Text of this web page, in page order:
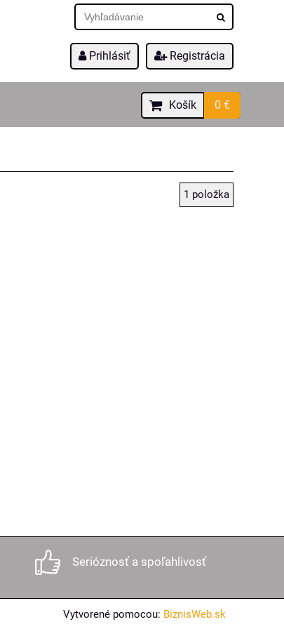
Prihlásiť Registrácia
Košík 0 €
1 položka
Serióznosť a spoľahlivosť
Vytvorené pomocou: BiznisWeb.sk